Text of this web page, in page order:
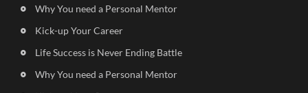
Why You need a Personal Mentor
Kick-up Your Career
Life Success is Never Ending Battle
Why You need a Personal Mentor